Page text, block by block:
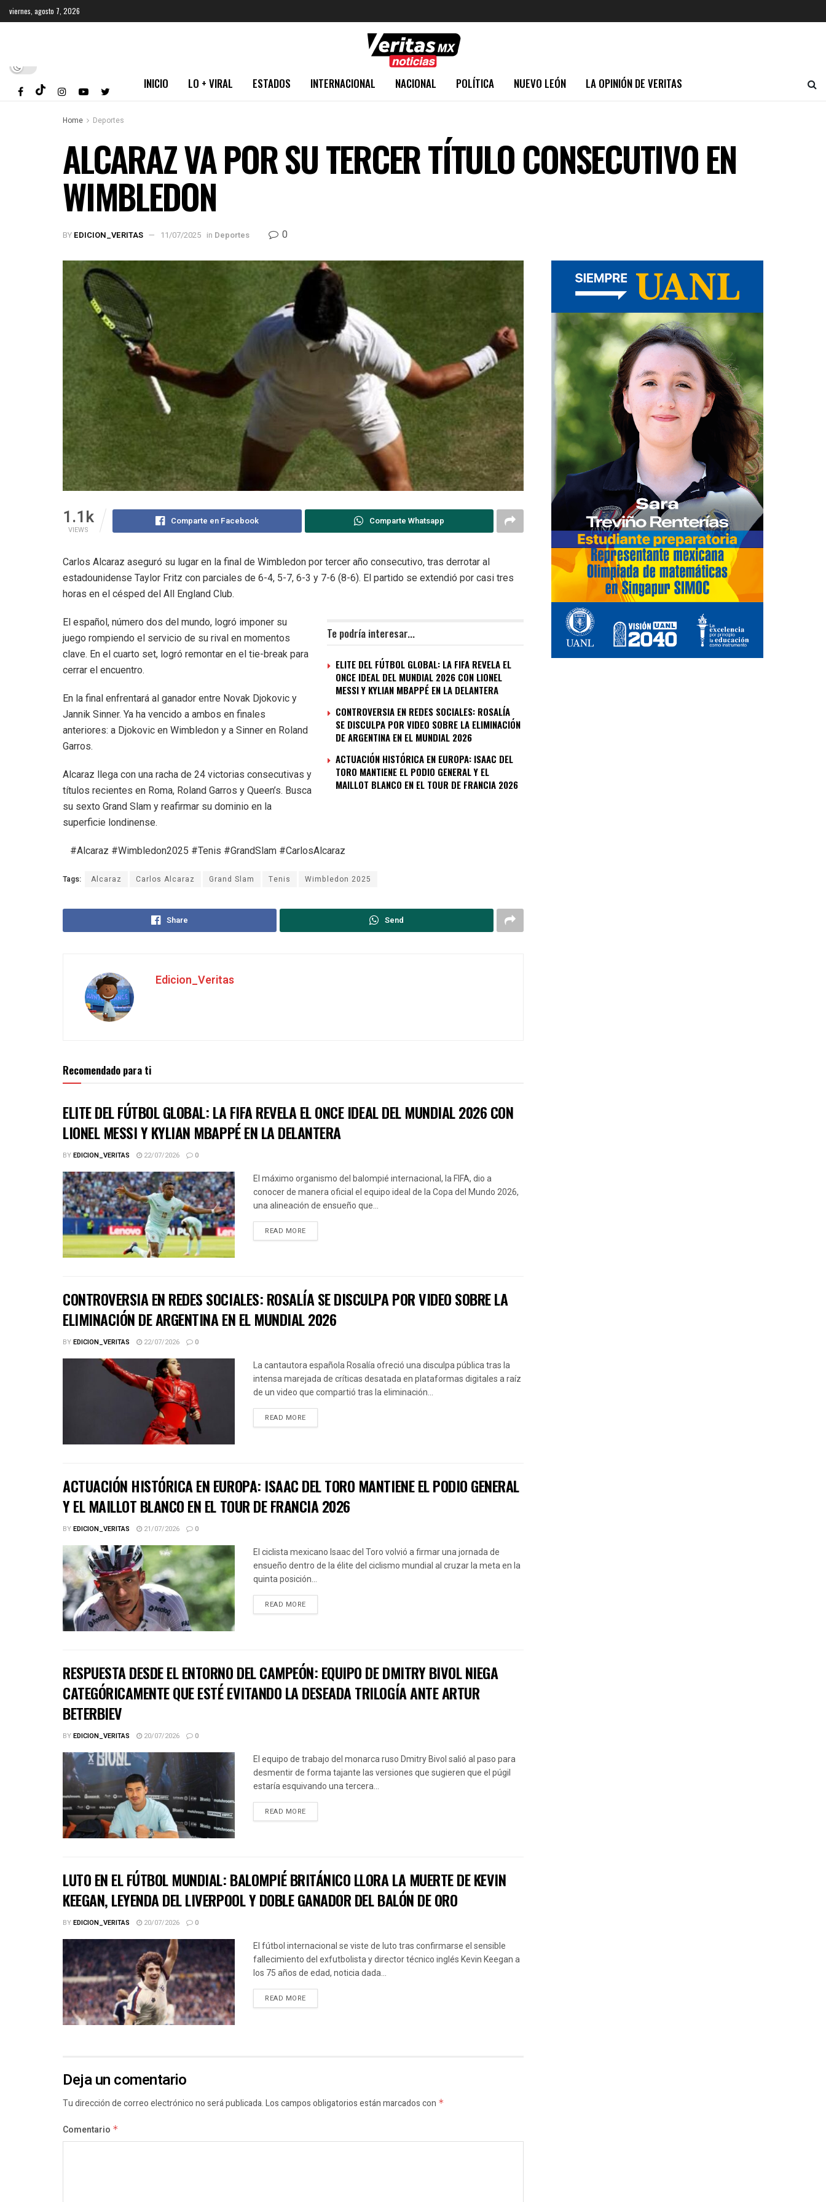
viernes, agosto 7, 2026
INICIO LO + VIRAL ESTADOS INTERNACIONAL NACIONAL POLÍTICA NUEVO LEÓN LA OPINIÓN DE VERITAS
Home Deportes
ALCARAZ VA POR SU TERCER TÍTULO CONSECUTIVO EN
WIMBLEDON
BY EDICION_VERITAS 11/07/2025 in Deportes 0
1.1k
VIEWS
Comparte en Facebook Comparte Whatsapp
Carlos Alcaraz aseguró su lugar en la final de Wimbledon por tercer año consecutivo, tras derrotar al
estadounidense Taylor Fritz con parciales de 6-4, 5-7, 6-3 y 7-6 (8-6). El partido se extendió por casi tres
horas en el césped del All England Club.
Te podría interesar...
ELITE DEL FÚTBOL GLOBAL: LA FIFA REVELA EL
ONCE IDEAL DEL MUNDIAL 2026 CON LIONEL
MESSI Y KYLIAN MBAPPÉ EN LA DELANTERA
CONTROVERSIA EN REDES SOCIALES: ROSALÍA
SE DISCULPA POR VIDEO SOBRE LA ELIMINACIÓN
DE ARGENTINA EN EL MUNDIAL 2026
ACTUACIÓN HISTÓRICA EN EUROPA: ISAAC DEL
TORO MANTIENE EL PODIO GENERAL Y EL
MAILLOT BLANCO EN EL TOUR DE FRANCIA 2026
El español, número dos del mundo, logró imponer su
juego rompiendo el servicio de su rival en momentos
clave. En el cuarto set, logró remontar en el tie-break para
cerrar el encuentro.
En la final enfrentará al ganador entre Novak Djokovic y
Jannik Sinner. Ya ha vencido a ambos en finales
anteriores: a Djokovic en Wimbledon y a Sinner en Roland
Garros.
Alcaraz llega con una racha de 24 victorias consecutivas y
títulos recientes en Roma, Roland Garros y Queen’s. Busca
su sexto Grand Slam y reafirmar su dominio en la
superficie londinense.
#Alcaraz #Wimbledon2025 #Tenis #GrandSlam #CarlosAlcaraz
Tags: Alcaraz Carlos Alcaraz Grand Slam Tenis Wimbledon 2025
Share Send
Edicion_Veritas
Recomendado para ti
ELITE DEL FÚTBOL GLOBAL: LA FIFA REVELA EL ONCE IDEAL DEL MUNDIAL 2026 CON
LIONEL MESSI Y KYLIAN MBAPPÉ EN LA DELANTERA
BYEDICION_VERITAS 22/07/2026 0
El máximo organismo del balompié internacional, la FIFA, dio a
conocer de manera oficial el equipo ideal de la Copa del Mundo 2026,
una alineación de ensueño que...
READ MORE
CONTROVERSIA EN REDES SOCIALES: ROSALÍA SE DISCULPA POR VIDEO SOBRE LA
ELIMINACIÓN DE ARGENTINA EN EL MUNDIAL 2026
BYEDICION_VERITAS 22/07/2026 0
La cantautora española Rosalía ofreció una disculpa pública tras la
intensa marejada de críticas desatada en plataformas digitales a raíz
de un video que compartió tras la eliminación...
READ MORE
ACTUACIÓN HISTÓRICA EN EUROPA: ISAAC DEL TORO MANTIENE EL PODIO GENERAL
Y EL MAILLOT BLANCO EN EL TOUR DE FRANCIA 2026
BYEDICION_VERITAS 21/07/2026 0
El ciclista mexicano Isaac del Toro volvió a firmar una jornada de
ensueño dentro de la élite del ciclismo mundial al cruzar la meta en la
quinta posición...
READ MORE
RESPUESTA DESDE EL ENTORNO DEL CAMPEÓN: EQUIPO DE DMITRY BIVOL NIEGA
CATEGÓRICAMENTE QUE ESTÉ EVITANDO LA DESEADA TRILOGÍA ANTE ARTUR
BETERBIEV
BYEDICION_VERITAS 20/07/2026 0
El equipo de trabajo del monarca ruso Dmitry Bivol salió al paso para
desmentir de forma tajante las versiones que sugieren que el púgil
estaría esquivando una tercera...
READ MORE
LUTO EN EL FÚTBOL MUNDIAL: BALOMPIÉ BRITÁNICO LLORA LA MUERTE DE KEVIN
KEEGAN, LEYENDA DEL LIVERPOOL Y DOBLE GANADOR DEL BALÓN DE ORO
BYEDICION_VERITAS 20/07/2026 0
El fútbol internacional se viste de luto tras confirmarse el sensible
fallecimiento del exfutbolista y director técnico inglés Kevin Keegan a
los 75 años de edad, noticia dada...
READ MORE
Deja un comentario
Tu dirección de correo electrónico no será publicada.Los campos obligatorios están marcados con *
Comentario *